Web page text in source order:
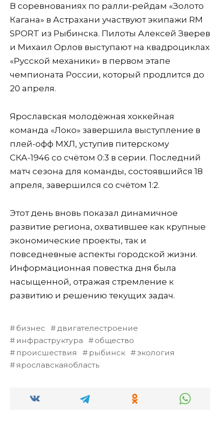
В соревнованиях по ралли-рейдам «Золото
Кагана» в Астрахани участвуют экипажи RM
SPORT из Рыбинска. Пилоты Алексей Зверев
и Михаил Орлов выступают на квадроциклах
«Русской механики» в первом этапе
чемпионата России, который продлится до
20 апреля.
Ярославская молодёжная хоккейная
команда «Локо» завершила выступление в
плей-офф МХЛ, уступив питерскому
СКА-1946 со счётом 0:3 в серии. Последний
матч сезона для команды, состоявшийся 18
апреля, завершился со счётом 1:2.
Этот день вновь показал динамичное
развитие региона, охватившее как крупные
экономические проекты, так и
повседневные аспекты городской жизни.
Информационная повестка дня была
насыщенной, отражая стремление к
развитию и решению текущих задач.
бизнес
двигателестроение
инфраструктура
общество
происшествия
рыбинск
экология
ярославскаяобласть